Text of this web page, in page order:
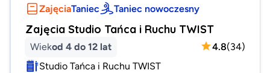
ZajęciaTaniec Taniec nowoczesny
Zajęcia Studio Tańca i Ruchu TWIST
Wiekod 4 do 12 lat 4.8(34)
Studio Tańca i Ruchu TWIST